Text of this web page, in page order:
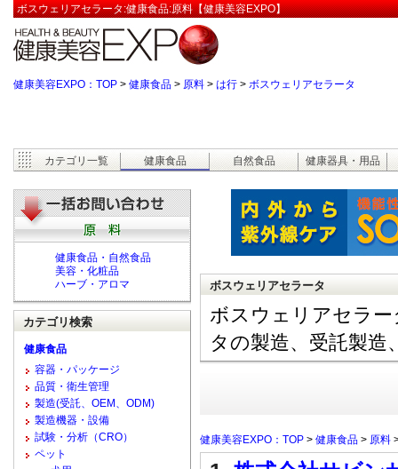
ボスウェリアセラータ:健康食品:原料【健康美容EXPO】
健康美容EXPO：TOP > 健康食品 > 原料 > は行 > ボスウェリアセラータ
カテゴリ一覧 健康食品 自然食品 健康器具・用品
ボスウェリアセラータ
ボスウェリアセラ
タの製造、受託製造
健康美容EXPO：TOP > 健康食品 > 原料
健康食品・自然食品
美容・化粧品
ハーブ・アロマ
カテゴリ検索
健康食品
容器・パッケージ
品質・衛生管理
製造(受託、OEM、ODM)
製造機器・設備
試験・分析（CRO）
ペット